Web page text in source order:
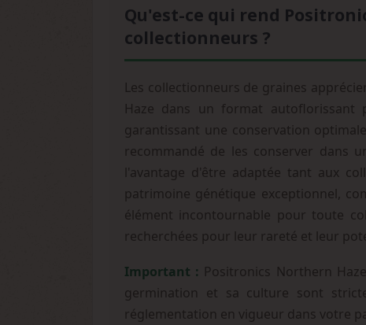
Qu'est-ce qui rend
collectionneurs ?
Les collectionneurs de graines
Haze dans un format autoflorissant
garantissant une conservation
recommandé de les conserver dans
l'avantage d'être adaptée tant aux
patrimoine génétique exceptionnel,
élément incontournable pour toute
recherchées pour leur rareté et leur
Important : Positronics Northern
germination et sa culture sont
réglementation en vigueur dans votre